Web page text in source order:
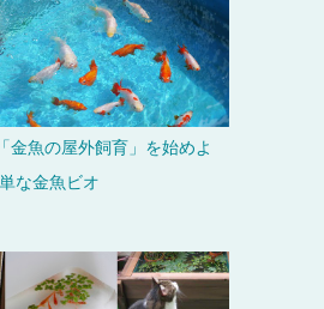
金魚の屋外飼育」を始めよ
な金魚ビオ